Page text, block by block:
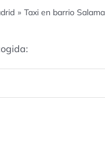
» Taxi en barrio